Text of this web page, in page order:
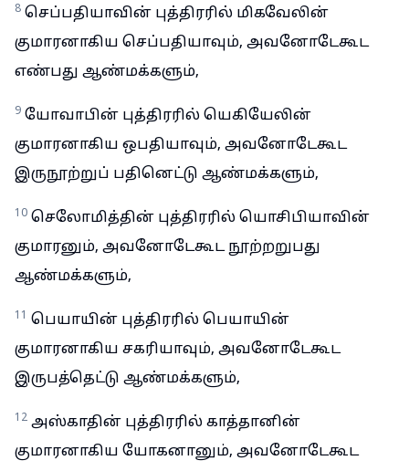
8 செப்பதியாவின் புத்திரரில் மிகவேலின்
குமாரனாகிய செப்பதியாவும், அவனோடேகூட
எண்பது ஆண்மக்களும்,
9 யோவாபின் புத்திரரில் யெகியேலின்
குமாரனாகிய ஒபதியாவும், அவனோடேகூட
இருநூற்றுப் பதினெட்டு ஆண்மக்களும்,
10 செலோமித்தின் புத்திரரில் யொசிபியாவின்
குமாரனும், அவனோடேகூட நூற்றறுபது
ஆண்மக்களும்,
11 பெயாயின் புத்திரரில் பெயாயின்
குமாரனாகிய சகரியாவும், அவனோடேகூட
இருபத்தெட்டு ஆண்மக்களும்,
12 அஸ்காதின் புத்திரரில் காத்தானின்
குமாரனாகிய யோகனானும், அவனோடேகூட